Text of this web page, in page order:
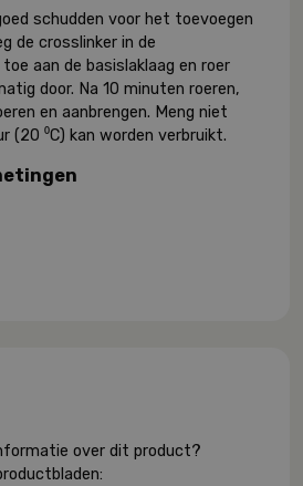
schudden voor het toevoegen
de crosslinker in de
toe aan de basislaklaag en roer
door. Na 10 minuten roeren,
en aanbrengen. Meng niet
(20 ⁰C) kan worden verbruikt.
over dit product?